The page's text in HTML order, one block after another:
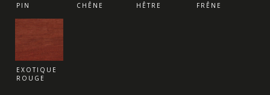
PIN CHÊNE HÊTRE FRÊNE
EXOTIQUE
ROUGE